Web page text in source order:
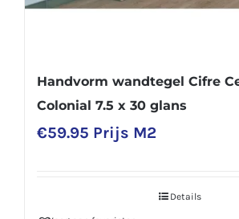
Handvorm wandtegel Cifre
Colonial 7.5 x 30 glans
€59.95 Prijs M2
Details